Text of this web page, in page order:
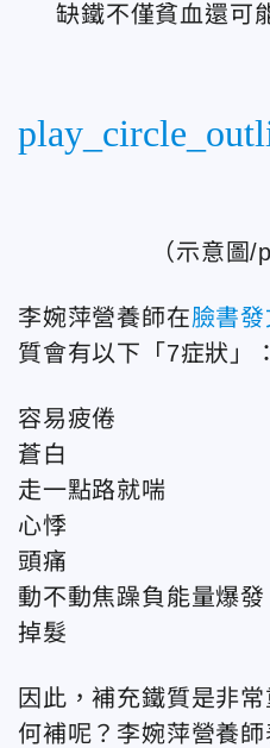
缺鐵不僅貧血還可
（示意圖/
李婉萍營養師在臉書發
質會有以下「7症狀」：
容易疲倦
蒼白
走一點路就喘
心悸
頭痛
動不動焦躁負能量爆發
掉髮
因此，補充鐵質是非
何補呢？李婉萍營養